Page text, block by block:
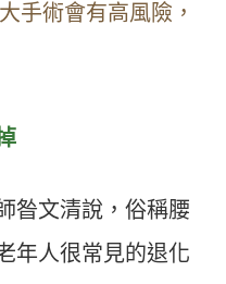
手術會有高風險，
昝文清說，俗稱腰
年人很常見的退化